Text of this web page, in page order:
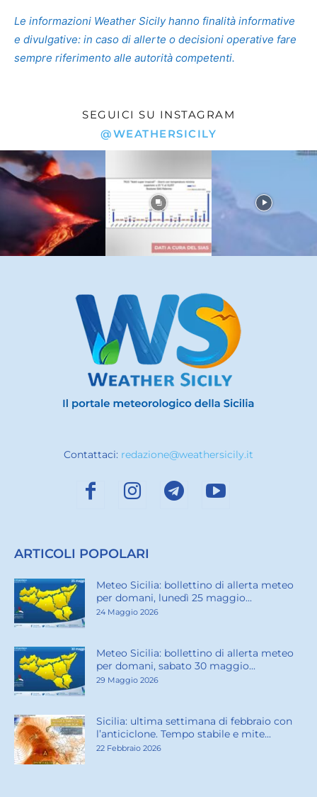
Le informazioni Weather Sicily hanno finalità informative
e divulgative: in caso di allerte o decisioni operative fare
sempre riferimento alle autorità competenti.
SEGUICI SU INSTAGRAM
@WEATHERSICILY
Contattaci: redazione@weathersicily.it
ARTICOLI POPOLARI
Meteo Sicilia: bollettino di allerta meteo
per domani, lunedì 25 maggio...
24 Maggio 2026
Meteo Sicilia: bollettino di allerta meteo
per domani, sabato 30 maggio...
29 Maggio 2026
Sicilia: ultima settimana di febbraio con
l’anticiclone. Tempo stabile e mite...
22 Febbraio 2026